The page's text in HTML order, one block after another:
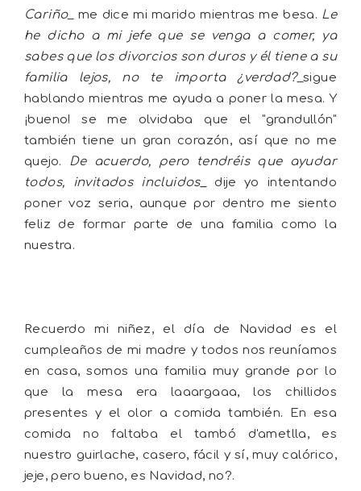
Cariño_ me dice mi marido mientras me besa. Le
he dicho a mi jefe que se venga a comer, ya
sabes que los divorcios son duros y él tiene a su
familia lejos, no te importa ¿verdad?_sigue
hablando mientras me ayuda a poner la mesa. Y
¡bueno! se me olvidaba que el "grandullón"
también tiene un gran corazón, así que no me
quejo. De acuerdo, pero tendréis que ayudar
todos, invitados incluidos_ dije yo intentando
poner voz seria, aunque por dentro me siento
feliz de formar parte de una familia como la
nuestra.
Recuerdo mi niñez, el día de Navidad es el
cumpleaños de mi madre y todos nos reuníamos
en casa, somos una familia muy grande por lo
que la mesa era laaargaaa, los chillidos
presentes y el olor a comida también. En esa
comida no faltaba el tambó d'ametlla, es
nuestro guirlache, casero, fácil y sí, muy calórico,
jeje, pero bueno, es Navidad, no?.